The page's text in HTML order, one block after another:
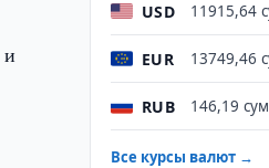
USD 11915,64
EUR 13749,46
RUB 146,19
Все курсы валют →